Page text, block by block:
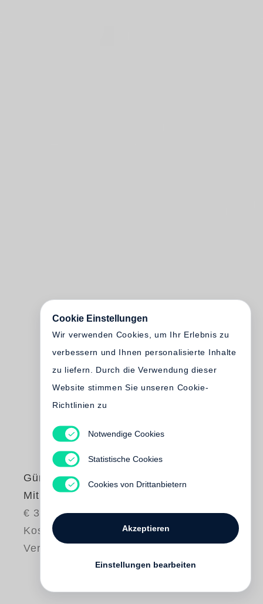
Günter Grass
Mit Wasserfarben
€ 39.00
Kostenloser
Versand
Cookie Einstellungen
Wir verwenden Cookies, um Ihr Erlebnis zu
verbessern und Ihnen personalisierte Inhalte
zu liefern. Durch die Verwendung dieser
Website stimmen Sie unseren Cookie-
Richtlinien zu
Notwendige Cookies
Statistische Cookies
Cookies von Drittanbietern
Akzeptieren
Einstellungen bearbeiten